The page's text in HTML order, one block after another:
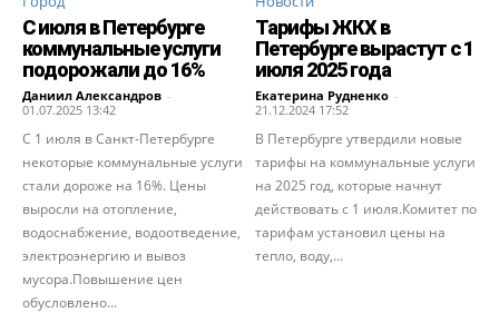
С июля в Петербурге
коммунальные услуги
подорожали до 16%
Даниил Александров -
01.07.2025 13:42
С 1 июля в Санкт-Петербурге
некоторые коммунальные услуги
стали дороже на 16%. Цены
выросли на отопление,
водоснабжение, водоотведение,
электроэнергию и вывоз
мусора.Повышение цен
обусловлено...
Тарифы ЖКХ в
Петербурге вырастут с 1
июля 2025 года
Екатерина Рудненко -
21.12.2024 17:52
В Петербурге утвердили новые
тарифы на коммунальные услуги
на 2025 год, которые начнут
действовать с 1 июля.Комитет по
тарифам установил цены на
тепло, воду,...